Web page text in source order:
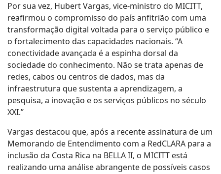
Por sua vez, Hubert Vargas, vice-ministro do MICITT,
reafirmou o compromisso do país anfitrião com uma
transformação digital voltada para o serviço público e
o fortalecimento das capacidades nacionais. “A
conectividade avançada é a espinha dorsal da
sociedade do conhecimento. Não se trata apenas de
redes, cabos ou centros de dados, mas da
infraestrutura que sustenta a aprendizagem, a
pesquisa, a inovação e os serviços públicos no século
XXI.”
Vargas destacou que, após a recente assinatura de um
Memorando de Entendimento com a RedCLARA para a
inclusão da Costa Rica na BELLA II, o MICITT está
realizando uma análise abrangente de possíveis casos